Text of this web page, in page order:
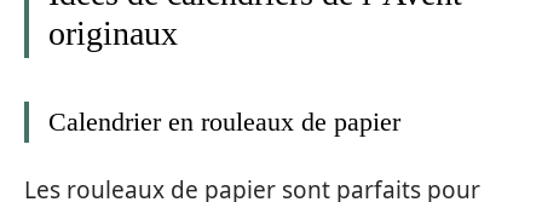
originaux
Calendrier en rouleaux de papier
Les rouleaux de papier sont parfaits pour